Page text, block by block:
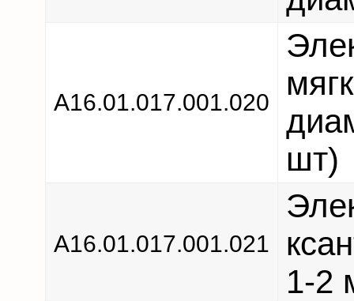
А16.01.017.001.020
шт)
А16.01.017.001.021
1-2